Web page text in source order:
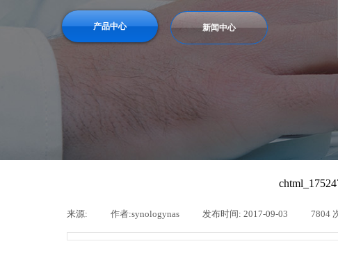
产品中心 新闻中心
来源: 作者:synologynas 发布时间: 2017-09-03 7804